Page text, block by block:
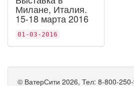
Милане, Италия.
15-18 марта 2016
01-03-2016
© ВатерСити 2026, Тел: 8-800-